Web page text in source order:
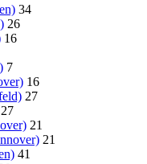
34
26
16
7
16
27
27
21
21
41